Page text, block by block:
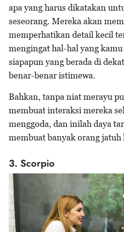
apa yang harus dikatakan
seseorang. Mereka akan
memperhatikan detail kecil
mengingat hal-hal yang
siapapun yang berada di
benar-benar istimewa.
Bahkan, tanpa niat merayu
membuat interaksi mereka
menggoda, dan inilah daya
membuat banyak orang jatuh
3. Scorpio